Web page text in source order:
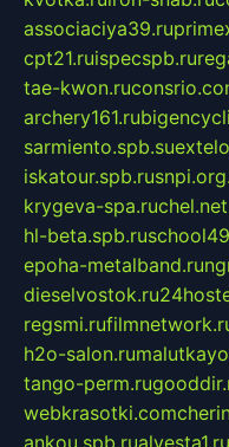
associaciya39.ru
cpt21.ruispecspb.ru
tae-kwon.ru
archery161.ru
sarmiento.spb.su
iskatour.spb.ru
krygeva-spa.ru
hl-beta.spb.ru
epoha-metalband.ru
dieselvostok.ru
regsmi.ru
h2o-salon.ru
tango-perm.ru
webkrasotki.com